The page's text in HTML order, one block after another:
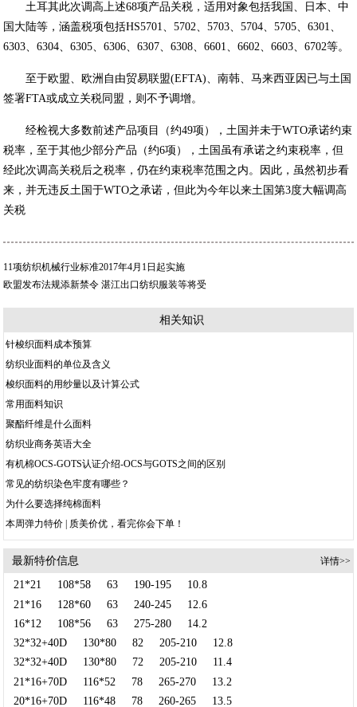
土耳其此次调高上述68项产品关税，适用对象包括我国、日本、中
国大陆等，涵盖税项包括HS5701、5702、5703、5704、5705、6301、
6303、6304、6305、6306、6307、6308、6601、6602、6603、6702等。
至于欧盟、欧洲自由贸易联盟(EFTA)、南韩、马来西亚因已与土国
签署FTA或成立关税同盟，则不予调增。
经检视大多数前述产品项目（约49项），土国并未于WTO承诺约束
税率，至于其他少部分产品（约6项），土国虽有承诺之约束税率，但
经此次调高关税后之税率，仍在约束税率范围之内。因此，虽然初步看
来，并无违反土国于WTO之承诺，但此为今年以来土国第3度大幅调高
关税
11项纺织机械行业标准2017年4月1日起实施
欧盟发布法规添新禁令 湛江出口纺织服装等将受
相关知识
针梭织面料成本预算
纺织业面料的单位及含义
梭织面料的用纱量以及计算公式
常用面料知识
聚酯纤维是什么面料
纺织业商务英语大全
有机棉OCS-GOTS认证介绍-OCS与GOTS之间的区别
常见的纺织染色牢度有哪些？
为什么要选择纯棉面料
本周弹力特价 | 质美价优，看完你会下单！
最新特价信息 详情>>
21*21 108*58 63 190-195
10.8
21*16
128*60 63 240-245
12.6
16*12
108*56 63 275-280
14.2
32*32+40D
130*80 82 205-210
12.8
32*32+40D
130*80 72 205-210
11.4
21*16+70D
116*52 78 265-270
13.2
20*16+70D
116*48 78 260-265 13.5